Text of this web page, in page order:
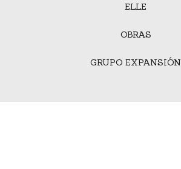
ELLE
OBRAS
GRUPO EXPANSIÓN